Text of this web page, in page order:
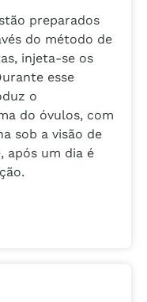
preparados
do método de
injeta-se os
esse
o
do óvulos, com
sob a visão de
após um dia é